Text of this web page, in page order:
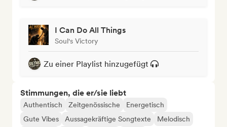
I Can Do All Things
Soul's Victory
Zu einer Playlist hinzugefügt
Stimmungen, die er/sie liebt
Authentisch Zeitgenössische
Energetisch
Gute Vibes
Aussagekräftige Songtexte
Melodisch